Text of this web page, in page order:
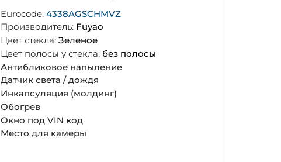
Eurocode:4338AGSCHMVZ
Производитель: Fuyao
Цвет стекла:Зеленое
Цвет полосы у стекла: без полосы
Антибликовое напыление
Датчик света / дождя
Инкапсуляция (молдинг)
Обогрев
Окно под VIN код
Место для камеры